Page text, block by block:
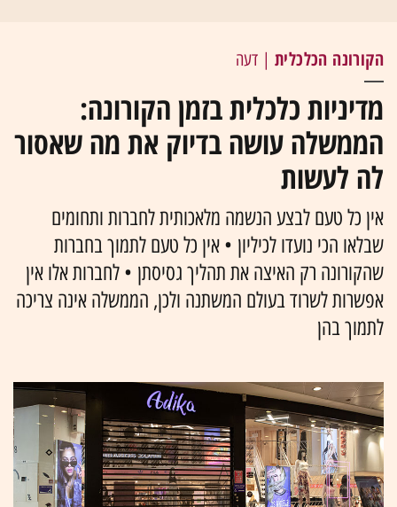
הקורונה הכלכלית | דעה
מדיניות כלכלית בזמן הקורונה:
הממשלה עושה בדיוק את מה שאסור
לה לעשות
אין כל טעם לבצע הנשמה מלאכותית לחברות ותחומים
שבלאו הכי נועדו לכיליון • אין כל טעם לתמוך בחברות
שהקורונה רק האיצה את תהליך גסיסתן • לחברות אלו אין
אפשרות לשרוד בעולם המשתנה ולכן, הממשלה אינה צריכה
לתמוך בהן